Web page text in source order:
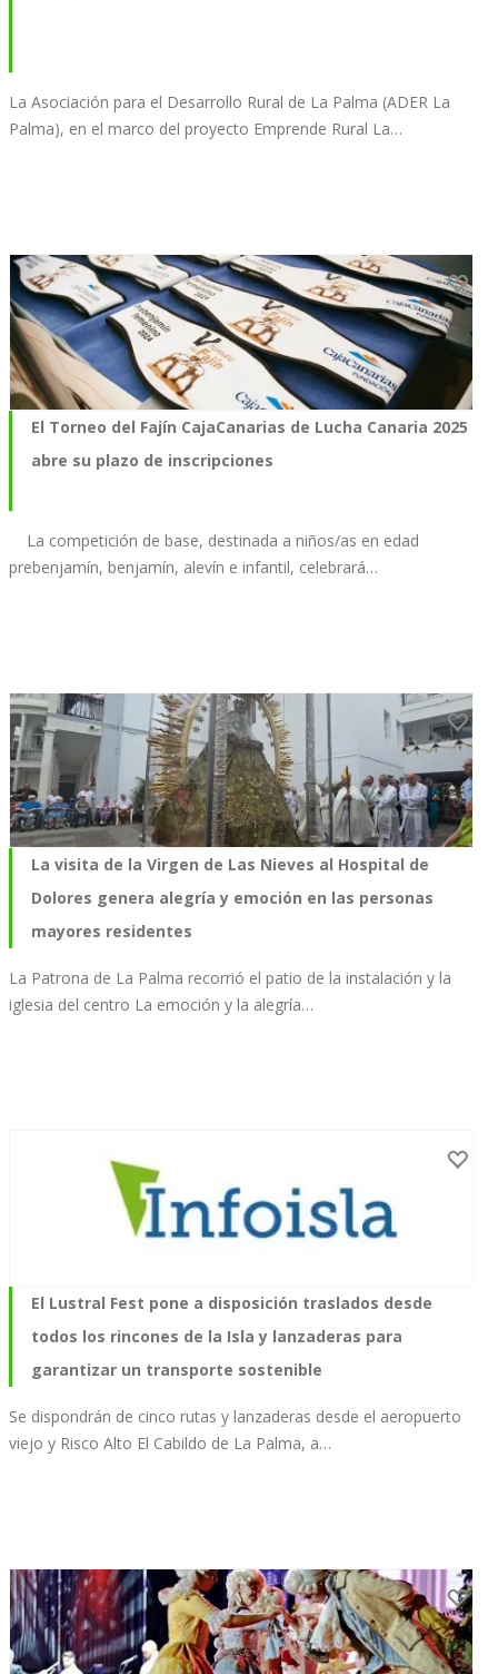
La Asociación para el Desarrollo Rural de La Palma (ADER La
Palma), en el marco del proyecto Emprende Rural La…
El Torneo del Fajín CajaCanarias de Lucha Canaria 2025
abre su plazo de inscripciones
La competición de base, destinada a niños/as en edad
prebenjamín, benjamín, alevín e infantil, celebrará…
La visita de la Virgen de Las Nieves al Hospital de
Dolores genera alegría y emoción en las personas
mayores residentes
La Patrona de La Palma recorrió el patio de la instalación y la
iglesia del centro La emoción y la alegría…
El Lustral Fest pone a disposición traslados desde
todos los rincones de la Isla y lanzaderas para
garantizar un transporte sostenible
Se dispondrán de cinco rutas y lanzaderas desde el aeropuerto
viejo y Risco Alto El Cabildo de La Palma, a…